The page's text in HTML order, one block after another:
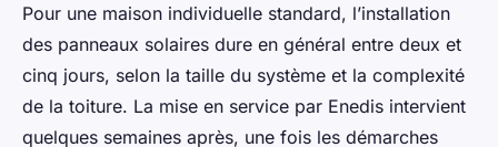
Pour une maison individuelle standard, l’installation
des panneaux solaires dure en général entre deux et
cinq jours, selon la taille du système et la complexité
de la toiture. La mise en service par Enedis intervient
quelques semaines après, une fois les démarches